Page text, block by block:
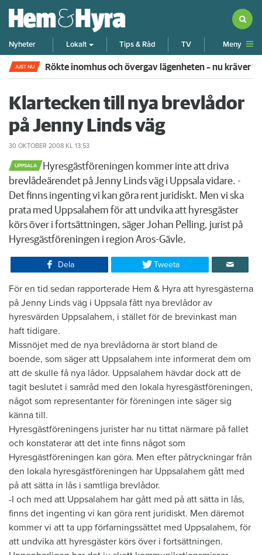
Nyheter Lokalt Tips & Råd TV Meny
JUST NU Rökte inomhus och övergav lägenheten – nu kräver
Klartecken till nya brevlådor
på Jenny Linds väg
30 OKTOBER 2008 KL 13:53
UPPSALA
​Hyresgästföreningen kommer inte att driva
brevlådeärendet på Jenny Linds väg i Uppsala vidare. -
Det finns ingenting vi kan göra rent juridiskt. Men vi ska
prata med Uppsalahem för att undvika att hyresgäster
körs över i fortsättningen, säger Johan Pelling, jurist på
Hyresgästföreningen i region Aros-Gävle.
Dela Tweeta
​För en tid sedan rapporterade Hem & Hyra att hyresgästerna
på Jenny Linds väg i Uppsala fått nya brevlådor av
hyresvärden Uppsalahem, i stället för de brevinkast man
haft tidigare.
Missnöjet med de nya brevlådorna är stort bland de
boende, som säger att Uppsalahem inte informerat dem om
att de skulle få nya lådor. Uppsalahem hävdar dock att de
tagit beslutet i samråd med den lokala hyresgästföreningen,
något som representanter för föreningen inte säger sig
känna till.
Hyresgästföreningens jurister har nu tittat närmare på fallet
och konstaterar att det inte finns något som
Hyresgästföreningen kan göra. Men efter påtryckningar från
den lokala hyresgästföreningen har Uppsalahem gått med
på att sätta in lås i samtliga brevlådor.
-I och med att Uppsalahem har gått med på att sätta in lås,
finns det ingenting vi kan göra rent juridiskt. Men däremot
kommer vi att ta upp förfarningssättet med Uppsalahem, för
att undvika att hyresgäster körs över i fortsättningen.